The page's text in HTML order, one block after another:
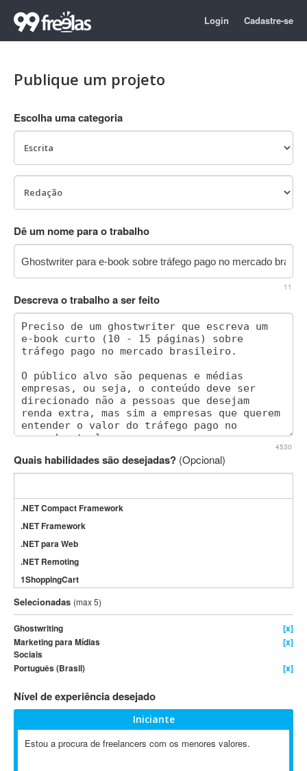
Login Cadastre-se
Publique um projeto
Escolha uma categoria
Dê um nome para o trabalho
11
Descreva o trabalho a ser feito
4530
Quais habilidades são desejadas? (Opcional)
.NET Compact Framework
.NET Framework
.NET para Web
.NET Remoting
1ShoppingCart
3DS Max
3GSM
4D Dimension
802.11
A&P
A2Billing
Ab Initio
Selecionadas (max 5)
Ghostwriting
[x]
Marketing para Mídias
Sociais
[x]
Português (Brasil) [x]
Nível de experiência desejado
Iniciante
Estou a procura de freelancers com os menores valores.